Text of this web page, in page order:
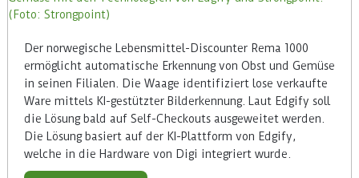
Der norwegische Lebensmittel-Discounter Rema 1000
ermöglicht automatische Erkennung von Obst und Gemüse
in seinen Filialen. Die Waage identifiziert lose verkaufte
Ware mittels KI-gestützter Bilderkennung. Laut Edgify soll
die Lösung bald auf Self-Checkouts ausgeweitet werden.
Die Lösung basiert auf der KI-Plattform von Edgify,
welche in die Hardware von Digi integriert wurde.